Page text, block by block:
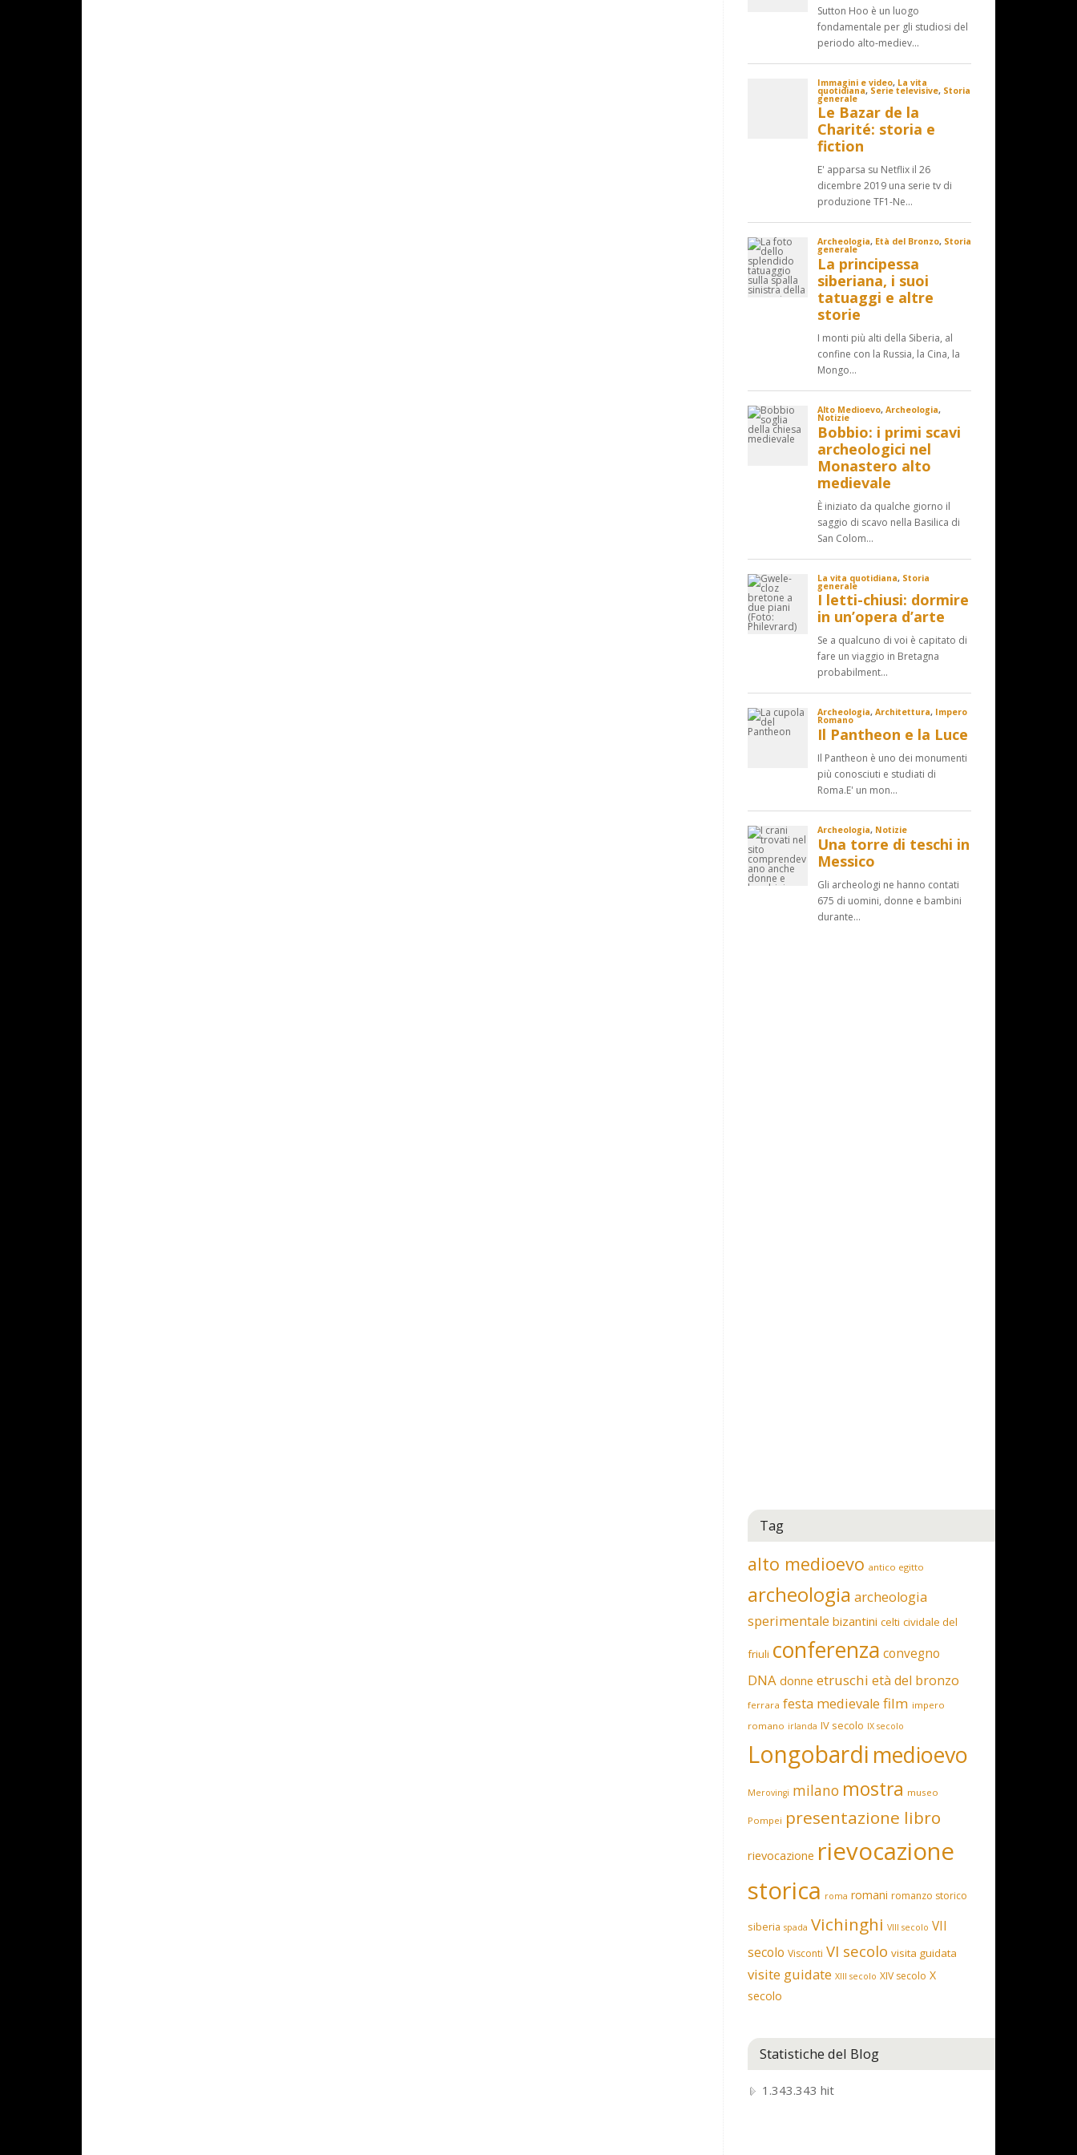
Tag
alto medioevo antico egitto
archeologia archeologia
sperimentale bizantini celti cividale del
friuli conferenza convegno
DNA donne etruschi età del bronzo
ferrara festa medievale film impero
romano irlanda IV secolo IX secolo
Longobardi medioevo
Merovingi milano mostra museo
Pompei presentazione libro
rievocazione rievocazione
storica roma romani romanzo storico
siberia spada Vichinghi VIII secolo VII
secolo Visconti VI secolo visita guidata
visite guidate XIII secolo XIV secolo X
secolo
Statistiche del Blog
1.343.343 hit